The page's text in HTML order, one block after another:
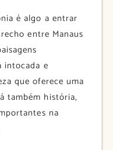
é algo a entrar
entre Manaus
intocada e
que oferece uma
também história,
na